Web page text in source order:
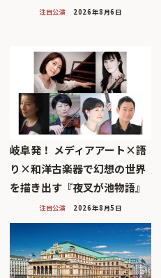
注目公演 2026年8月6日
岐阜発！ メディアアート×語
り×和洋古楽器で幻想の世界
を描き出す『夜叉が池物語』
注目公演 2026年8月5日